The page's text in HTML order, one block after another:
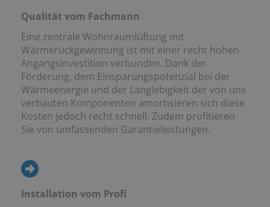
Qualität vom Fachmann
Eine zentrale Wohnraumlüftung mit
Wärmerückgewinnung ist mit einer recht hohen
Angangsinvestition verbunden. Dank der
Förderung, dem Einsparungspotenzial bei der
Wärmeenergie und der Langlebigkeit der von uns
verbauten Komponenten amortisieren sich diese
Kosten jedoch recht schnell. Zudem profitieren
Sie von umfassenden Garantieleistungen.
Installation vom Profi